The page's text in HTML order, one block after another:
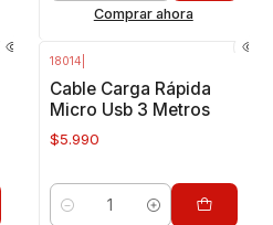
Comprar ahora
18014
Cable Carga Rápida
Micro Usb 3 Metros
$5.990
Cantidad